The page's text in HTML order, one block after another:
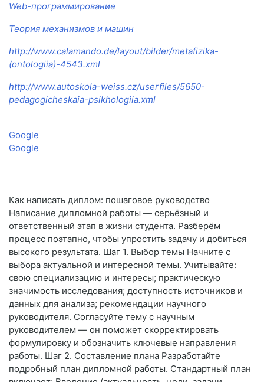
Web-программирование
Теория механизмов и машин
http://www.calamando.de/layout/bilder/metafizika-
(ontologiia)-4543.xml
http://www.autoskola-weiss.cz/userfiles/5650-
pedagogicheskaia-psikhologiia.xml
Google
Google
Как написать диплом: пошаговое руководство
Написание дипломной работы — серьёзный и
ответственный этап в жизни студента. Разберём
процесс поэтапно, чтобы упростить задачу и добиться
высокого результата. Шаг 1. Выбор темы Начните с
выбора актуальной и интересной темы. Учитывайте:
свою специализацию и интересы; практическую
значимость исследования; доступность источников и
данных для анализа; рекомендации научного
руководителя. Согласуйте тему с научным
руководителем — он поможет скорректировать
формулировку и обозначить ключевые направления
работы. Шаг 2. Составление плана Разработайте
подробный план дипломной работы. Стандартный план